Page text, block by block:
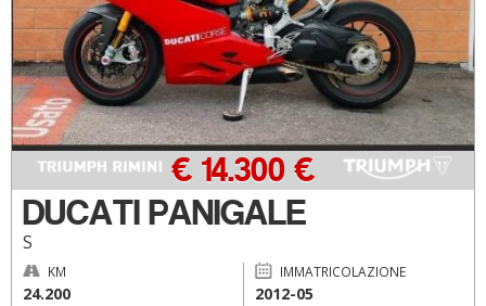
DUCATI PANIGALE
S
€ 14.300 €
KM
24.200
IMMATRICOLAZIONE
2012-05